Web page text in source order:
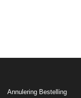
Annulering Bestelling